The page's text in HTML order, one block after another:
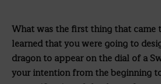
What was the first thing that came
learned that you were going to
dragon to appear on the dial of a
your intention from the beginning